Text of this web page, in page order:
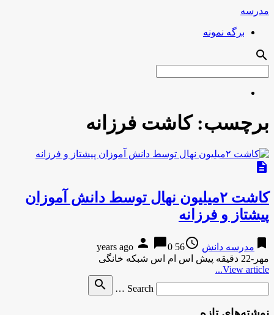
مدرسه
برگه نمونه
search
برچسب:کاشت فرزانه
description
کاشت ۲میلیون نهال توسط دانش آموزان
پیشتاز و فرزانه
bookmark مدرسه دانش access_time
56 years ago
person chat_bubble0
مهر-22 دقیقه پیش اس ام اس شبکه خانگی
View article...
Search …
search